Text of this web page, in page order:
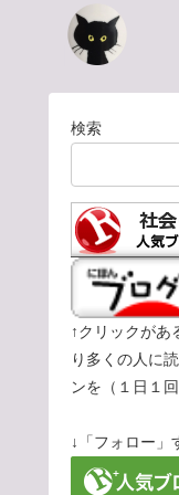
検索
↑クリックがあ
り多くの人に
ンを（１日１
↓「フォロー」